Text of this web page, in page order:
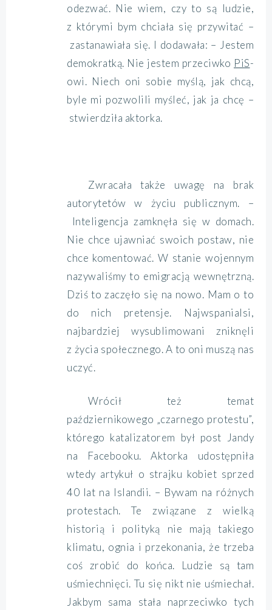
odezwać. Nie wiem, czy to są ludzie,
z którymi bym chciała się przywitać –
zastanawiała się. I dodawała: – Jestem
demokratką. Nie jestem przeciwko PiS-
owi. Niech oni sobie myślą, jak chcą,
byle mi pozwolili myśleć, jak ja chcę –
stwierdziła aktorka.
Zwracała także uwagę na brak
autorytetów w życiu publicznym. –
Inteligencja zamknęła się w domach.
Nie chce ujawniać swoich postaw, nie
chce komentować. W stanie wojennym
nazywaliśmy to emigracją wewnętrzną.
Dziś to zaczęło się na nowo. Mam o to
do nich pretensje. Najwspanialsi,
najbardziej wysublimowani zniknęli
z życia społecznego. A to oni muszą nas
uczyć.
Wrócił też temat
październikowego „czarnego protestu”,
którego katalizatorem był post Jandy
na Facebooku. Aktorka udostępniła
wtedy artykuł o strajku kobiet sprzed
40 lat na Islandii. – Bywam na różnych
protestach. Te związane z wielką
historią i polityką nie mają takiego
klimatu, ognia i przekonania, że trzeba
coś zrobić do końca. Ludzie są tam
uśmiechnięci. Tu się nikt nie uśmiechał.
Jakbym sama stała naprzeciwko tych